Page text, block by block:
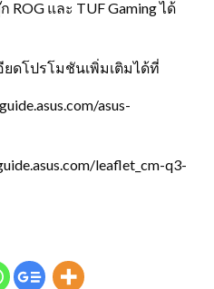
และ TUF Gaming ได้
ดโปรโมชันเพิ่มเติมได้ที่
asus-
leaflet_cm-q3-